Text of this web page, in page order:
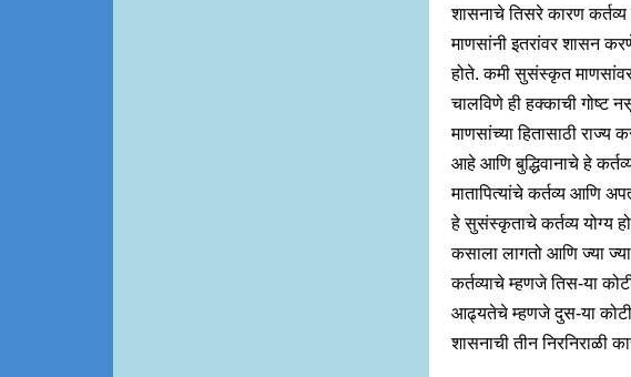
शासनाचे तिसरे कारण
माणसांनी इतरांवर शासन
होते. कमी सुसंस्कृत
चालविणे ही हक्काची गोष्ट
माणसांच्या हितासाठी राज्य
आहे आणि बुद्धिवानाचे हे
मातापित्यांचे कर्तव्य आणि
हे सुसंस्कृताचे कर्तव्य योग्य
कसाला लागतो आणि ज्या ज्या
कर्तव्याचे म्हणजे तिस-या
आढ्यतेचे म्हणजे दुस-या
शासनाची तीन निरनिराळी